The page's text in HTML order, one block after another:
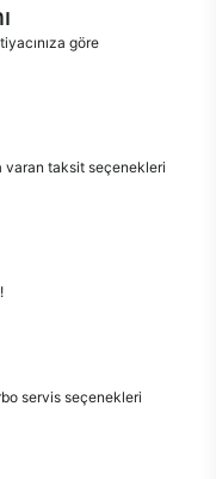
göre
varan taksit seçenekleri
servis seçenekleri